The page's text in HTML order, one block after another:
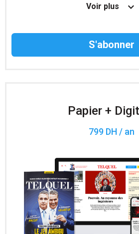
Le magazine TelQuel en
Des informations
Voir plus
Papier +
799 DH / an